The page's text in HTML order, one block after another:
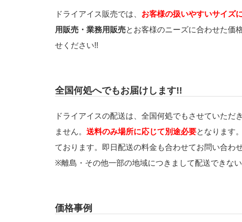
ドライアイス販売では、 お客様の扱いやすいサイズ
用販売・業務用販売とお客様のニーズに合わせた価
せください!!
全国何処へでもお届けします!!
ドライアイスの配送は、全国何処でもさせていただ
ません。 送料のみ場所に応じて別途必要となります
ております。即日配送の料金も合わせてお問い合わ
※離島・その他一部の地域につきまして配送できな
価格事例